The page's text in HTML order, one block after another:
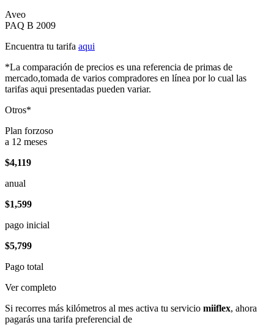
Aveo
PAQ B 2009
Encuentra tu tarifa aqui
*La comparación de precios es una referencia de primas de
mercado,tomada de varios compradores en línea por lo cual las
tarifas aqui presentadas pueden variar.
Otros*
Plan forzoso
a 12 meses
$4,119
anual
$1,599
pago inicial
$5,799
Pago total
Ver completo
Si recorres más kilómetros al mes activa tu servicio miiflex, ahora
pagarás una tarifa preferencial de